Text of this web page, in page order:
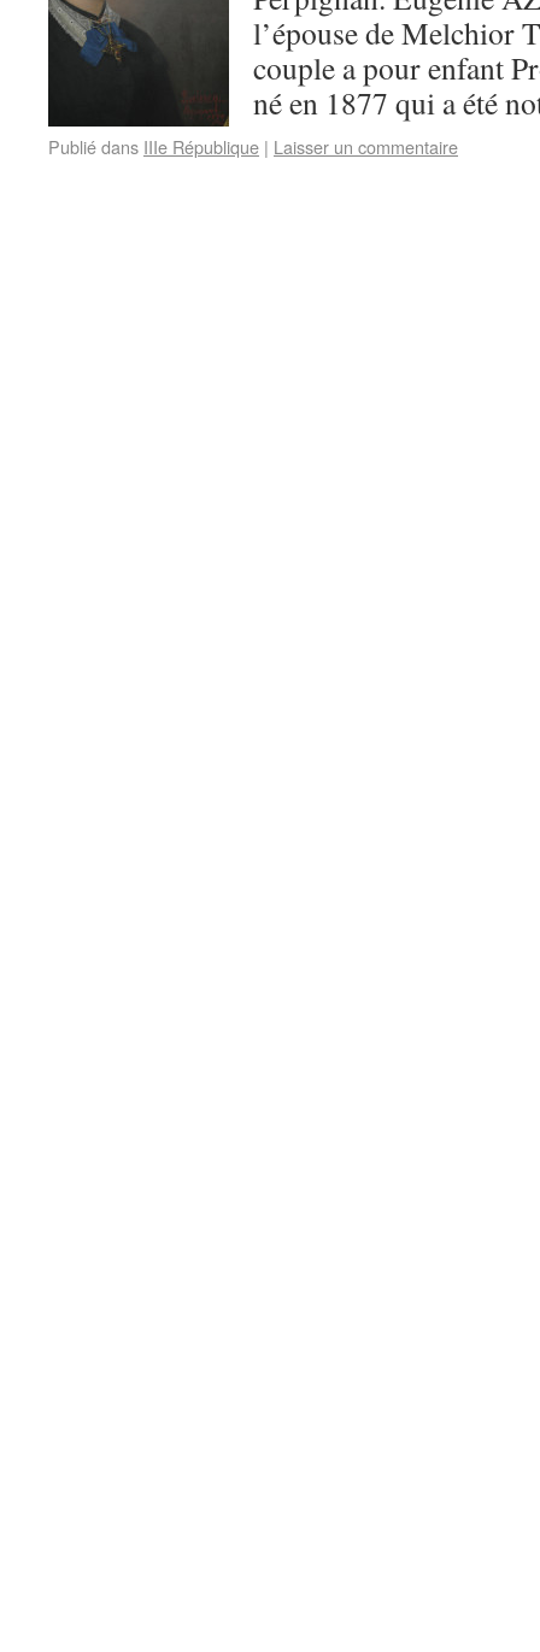
l’épouse de Melchior
couple a pour enfant
né en 1877 qui a été
Publié dans IIIe République | Laisser un commentaire